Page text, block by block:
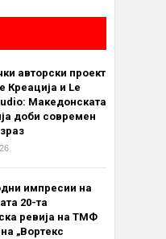
авторски проект
Креација и Le
Македонската
доби современ
импресии на
20-та
ревија на ТМФ
„Вортекс